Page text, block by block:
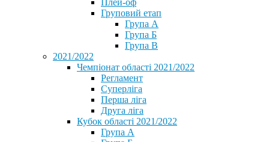
Плей-оф
Груповий етап
Група А
Група Б
Група В
2021/2022
Чемпіонат області 2021/2022
Регламент
Суперліга
Перша ліга
Друга ліга
Кубок області 2021/2022
Група А